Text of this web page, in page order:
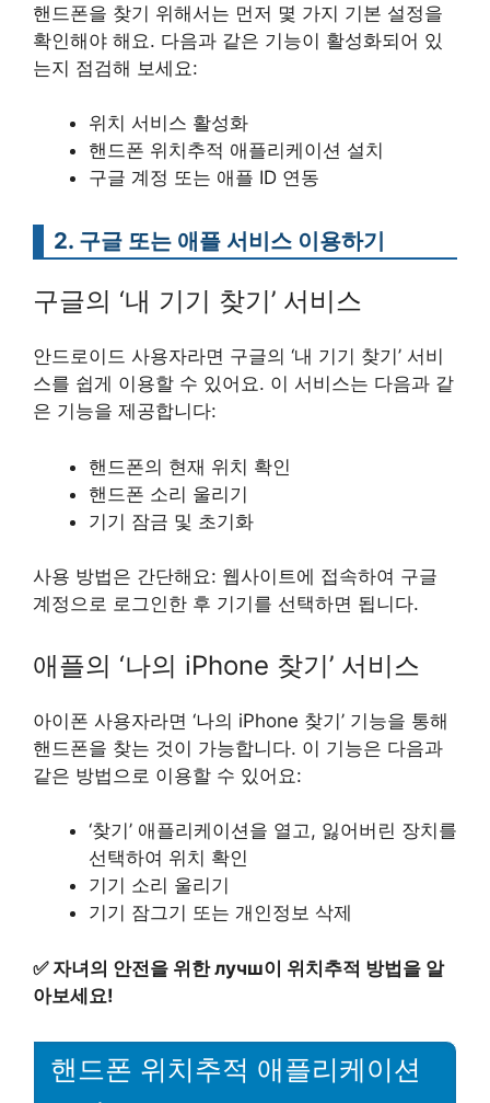
핸드폰을 찾기 위해서는 먼저 몇 가지 기본 설정을
확인해야 해요. 다음과 같은 기능이 활성화되어 있
는지 점검해 보세요:
위치 서비스 활성화
핸드폰 위치추적 애플리케이션 설치
구글 계정 또는 애플 ID 연동
2. 구글 또는 애플 서비스 이용하기
구글의 ‘내 기기 찾기’ 서비스
안드로이드 사용자라면 구글의 ‘내 기기 찾기’ 서비
스를 쉽게 이용할 수 있어요. 이 서비스는 다음과 같
은 기능을 제공합니다:
핸드폰의 현재 위치 확인
핸드폰 소리 울리기
기기 잠금 및 초기화
사용 방법은 간단해요: 웹사이트에 접속하여 구글
계정으로 로그인한 후 기기를 선택하면 됩니다.
애플의 ‘나의 iPhone 찾기’ 서비스
아이폰 사용자라면 ‘나의 iPhone 찾기’ 기능을 통해
핸드폰을 찾는 것이 가능합니다. 이 기능은 다음과
같은 방법으로 이용할 수 있어요:
‘찾기’ 애플리케이션을 열고, 잃어버린 장치를
선택하여 위치 확인
기기 소리 울리기
기기 잠그기 또는 개인정보 삭제
✅ 자녀의 안전을 위한 лучш이 위치추적 방법을 알
아보세요!
핸드폰 위치추적 애플리케이션